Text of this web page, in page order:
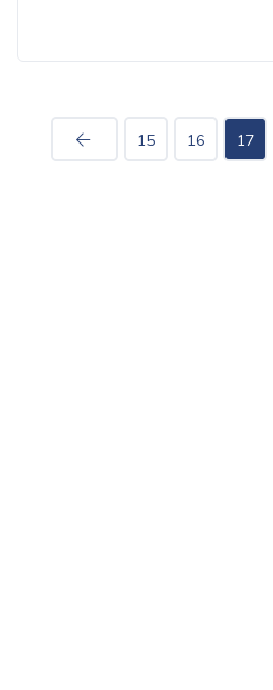
15 16 17